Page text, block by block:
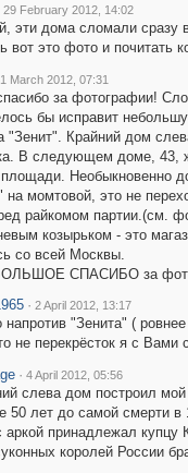
29 February 2012, 14:02
эти дома сломали сразу
вот это фото и почитать
March 2012, 07:31
за фотографии!
бы исправит
"Зенит". Крайний дом
В следующем доме, 43,
площади. Необыкновенно
момтовой, это не
райкомом партии.(см.
козырьком - это
со всей Москвы.
СПАСИБО за
· 2 April 2012, 13:17
напротив "Зенита" (
не перекрёсток я с Вами
· 4 April 2012, 05:56
слева дом построил
50 лет до самой смерти
принадлежал купцу
королей России